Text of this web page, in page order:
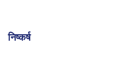
निष्कर्ष